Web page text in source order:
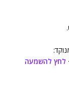
לחץ להשמעה